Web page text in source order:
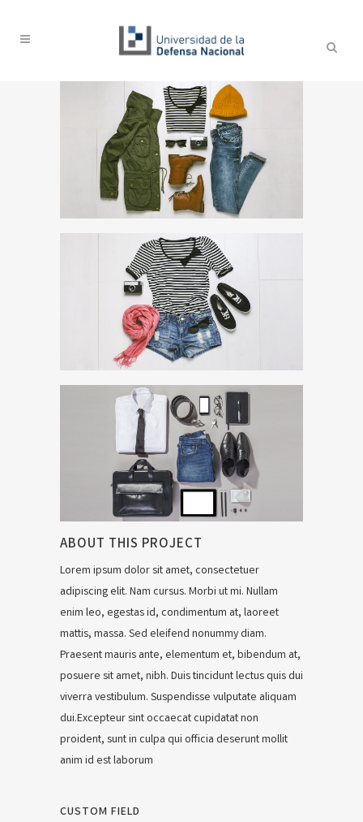
ABOUT THIS PROJECT
Lorem ipsum dolor sit amet, consectetuer
adipiscing elit. Nam cursus. Morbi ut mi. Nullam
enim leo, egestas id, condimentum at, laoreet
mattis, massa. Sed eleifend nonummy diam.
Praesent mauris ante, elementum et, bibendum at,
posuere sit amet, nibh. Duis tincidunt lectus quis dui
viverra vestibulum. Suspendisse vulputate aliquam
dui.Excepteur sint occaecat cupidatat non
proident, sunt in culpa qui officia deserunt mollit
anim id est laborum
CUSTOM FIELD